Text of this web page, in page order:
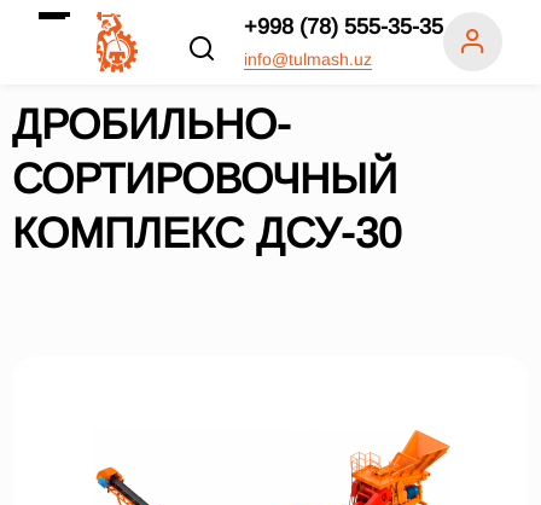
+998 (78) 555-35-35
info@tulmash.uz
ДРОБИЛЬНО-
СОРТИРОВОЧНЫЙ
КОМПЛЕКС ДСУ-30